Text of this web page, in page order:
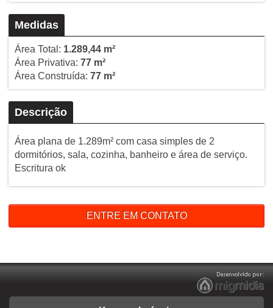
Medidas
Área Total: 1.289,44 m²
Área Privativa: 77 m²
Área Construída: 77 m²
Descrição
Área plana de 1.289m² com casa simples de 2
dormitórios, sala, cozinha, banheiro e área de serviço.
Escritura ok
ENTRE EM CONTATO